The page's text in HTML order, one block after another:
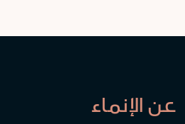
عن الإنماء